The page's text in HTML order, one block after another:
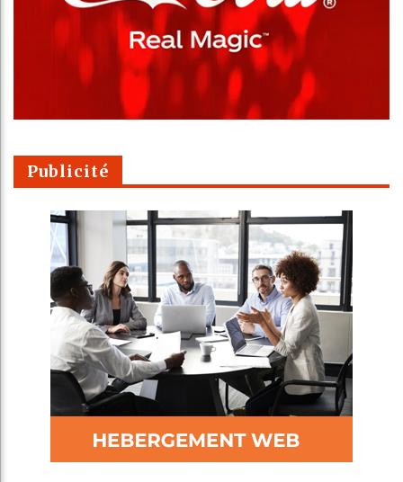
Publicité